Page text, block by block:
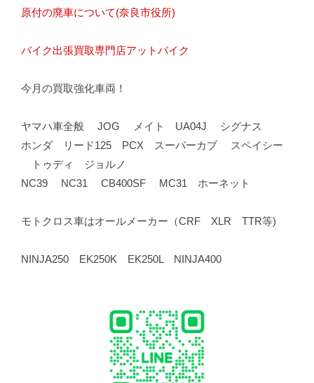
原付の廃車について(奈良市役所)
バイク出張買取専門店アットバイク
今月の買取強化車両！
ヤマハ車全般 JOG メイト UA04J シグナス
ホンダ リード125 PCX スーパーカブ スペイシー
トゥディ ジョルノ
NC39 NC31 CB400SF MC31 ホーネット
モトクロス車はオールメーカー（CRF XLR TTR等)
NINJA250 EK250K EK250L NINJA400